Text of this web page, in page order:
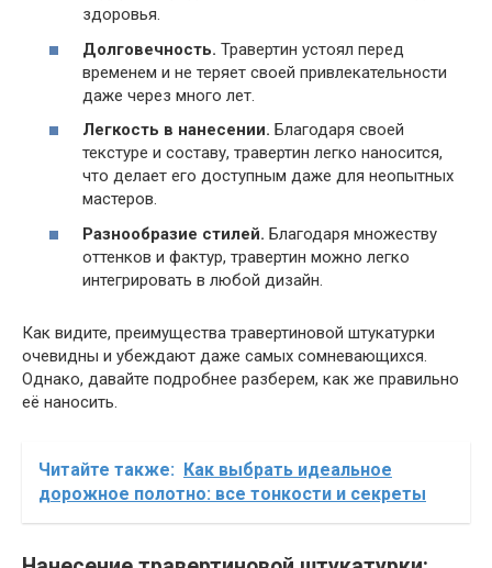
здоровья.
Долговечность. Травертин устоял перед
временем и не теряет своей привлекательности
даже через много лет.
Легкость в нанесении. Благодаря своей
текстуре и составу, травертин легко наносится,
что делает его доступным даже для неопытных
мастеров.
Разнообразие стилей. Благодаря множеству
оттенков и фактур, травертин можно легко
интегрировать в любой дизайн.
Как видите, преимущества травертиновой штукатурки
очевидны и убеждают даже самых сомневающихся.
Однако, давайте подробнее разберем, как же правильно
её наносить.
Читайте также: Как выбрать идеальное
дорожное полотно: все тонкости и секреты